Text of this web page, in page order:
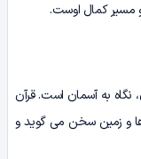
مسیر کمال اوست.
به آسمان است. قرآن
ها و زمین سخن می گوید و